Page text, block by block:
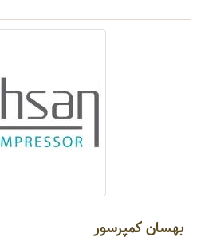
بهسان کمپرسور